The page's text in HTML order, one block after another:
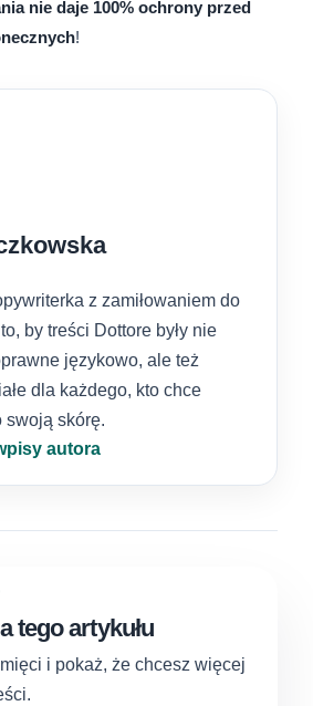
nie daje 100% ochrony przed
!
z zamiłowaniem do
by treści Dottore były nie
językowo, ale też
dla każdego, kto chce
swoją skórę.
autora
tego artykułu
i pokaż, że chcesz więcej